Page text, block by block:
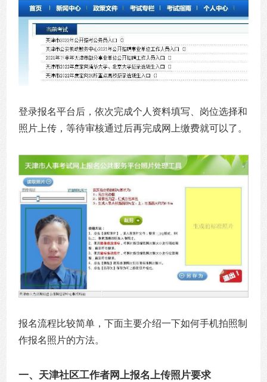
登录报名平台后，依次完成个人资料填写、岗位选择和
照片上传，等待审核通过后再完成网上缴费就可以了。
报名流程比较简单，下面主要介绍一下如何手机拍照制
作报名照片的方法。
一、天津社区工作者网上报名上传照片要求